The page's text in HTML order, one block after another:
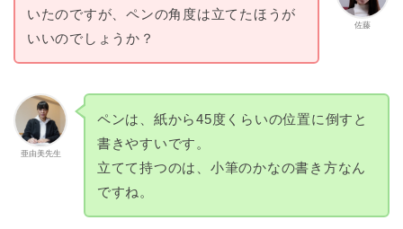
佐藤
いたのですが、ペンの角度は立てたほうが
いいのでしょうか？
亜由美先生
ペンは、紙から45度くらいの位置に倒すと
書きやすいです。
立てて持つのは、小筆のかなの書き方なん
ですね。